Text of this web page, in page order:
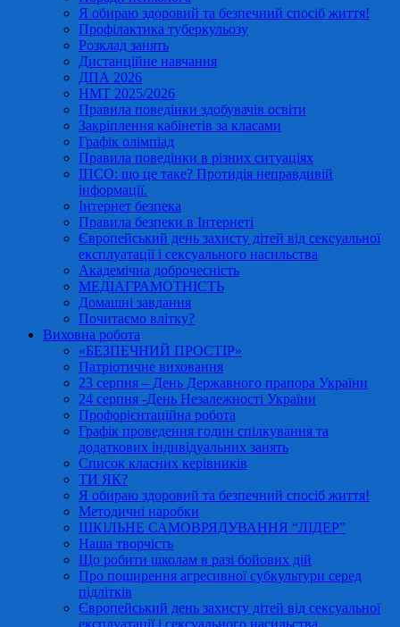
Я обираю здоровий та безпечний спосіб життя!
Профілактика туберкульозу
Розклад занять
Дистанційне навчання
ДПА 2026
НМТ 2025/2026
Правила поведінки здобувачів освіти
Закріплення кабінетів за класами
Графік олімпіад
Правила поведінки в різних ситуаціях
ІПСО: що це таке? Протидія неправдивій
інформації.
Інтернет безпека
Правила безпеки в Інтернеті
Європейський день захисту дітей від сексуальної
експлуатації і сексуального насильства
Академічна доброчесність
МЕДІАГРАМОТНІСТЬ
Домашні завдання
Почитаємо влітку?
Виховна робота
«БЕЗПЕЧНИЙ ПРОСТІР»
Патріотичне виховання
23 серпня – День Державного прапора України
24 серпня -День Незалежності України
Профорієнтаційна робота
Графік проведення годин спілкування та
додаткових індивідуальних занять
Список класних керівників
ТИ ЯК?
Я обираю здоровий та безпечний спосіб життя!
Методичні наробки
ШКІЛЬНЕ САМОВРЯДУВАННЯ “ЛІДЕР”
Наша творчість
Що робити школам в разі бойових дій
Про поширення агресивної субкультури серед
підлітків
Європейський день захисту дітей від сексуальної
експлуатації і сексуального насильства